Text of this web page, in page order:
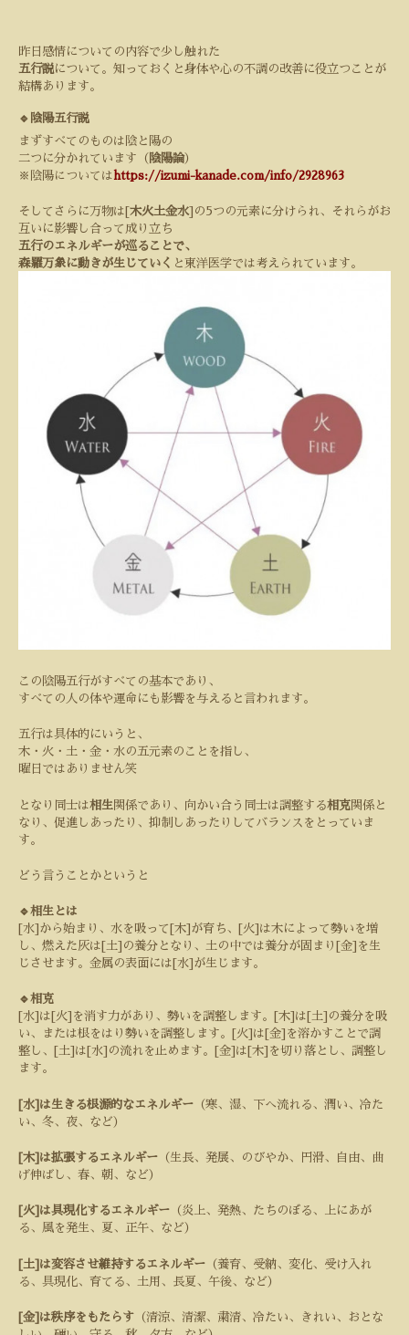
昨日感情についての内容で少し触れた
五行説について。知っておくと身体や心の不調の改善に役立つことが
結構あります。
🔹陰陽五行説
まずすべてのものは陰と陽の
二つに分かれています（ 陰陽論）
※陰陽についてはhttps://izumi-kanade.com/info/2928963
そしてさらに万物は[木火土金水]の5つの元素に分けられ、それらがお
互いに影響し合って成り立ち
五行のエネルギーが巡ることで、
森羅万象に動きが生じていく と東洋医学では考えられています。
この陰陽五行がすべての基本であり、
すべての人の体や運命にも影響を与えると言われます。
五行は具体的にいうと、
木・火・土・金・水の五元素のことを指し、
曜日ではありません笑
となり同士は相生 関係であり、向かい合う同士は調整する相克関係と
なり、促進しあったり、抑制しあったりしてバランスをとっていま
す。
どう言うことかというと
🔹相生とは
[水]から始まり、水を吸って[木]が育ち、[火]は木によって勢いを増
し、燃えた灰は[土]の養分となり、土の中では養分が固まり[金]を生
じさせます。金属の表面には[水]が生じます。
🔹相克
[水]は[火]を消す力があり、勢いを調整します。[木]は[土]の養分を吸
い、または根をはり勢いを調整します。[火]は[金]を溶かすことで調
整し、[土]は[水]の流れを止めます。[金]は[木]を切り落とし、調整し
ます。
[水]は生きる根源的なエネルギー （寒、湿、下へ流れる、潤い、冷た
い、冬、夜、など）
[木]は拡張するエネルギー （生長、発展、のびやか、円滑、自由、曲
げ伸ばし、春、朝、など）
[火]は具現化するエネルギー （炎上、発熱、たちのぼる、上にあが
る、風を発生、夏、正午、など）
[土]は変容させ維持するエネルギー （養育、受納、変化、受け入れ
る、具現化、育てる、土用、長夏、午後、など）
[金]は秩序をもたらす （清涼、清潔、粛清、冷たい、きれい、おとな